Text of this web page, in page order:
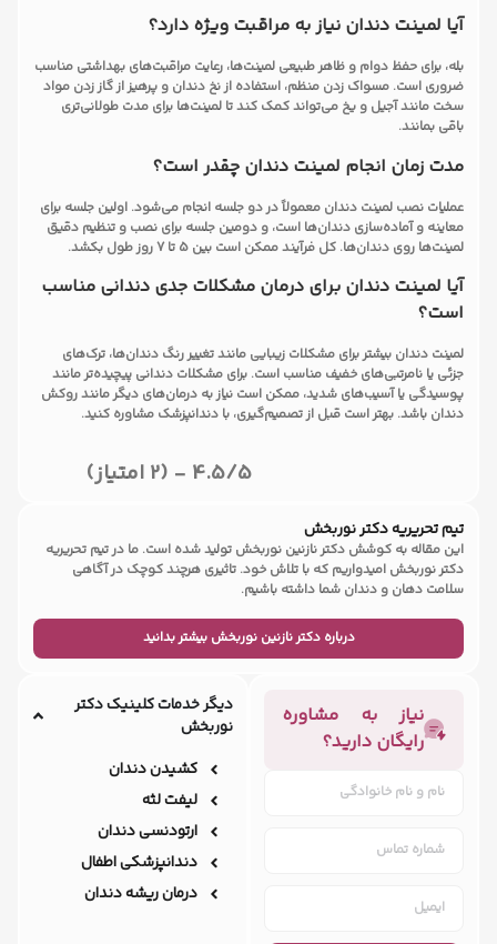
آیا لمینت دندان نیاز به مراقبت ویژه دارد؟
بله، برای حفظ دوام و ظاهر طبیعی لمینت‌ها، رعایت مراقبت‌های بهداشتی مناسب
ضروری است. مسواک زدن منظم، استفاده از نخ دندان و پرهیز از گاز زدن مواد
سخت مانند آجیل و یخ می‌تواند کمک کند تا لمینت‌ها برای مدت طولانی‌تری
باقی بمانند.
مدت زمان انجام لمینت دندان چقدر است؟
عملیات نصب لمینت دندان معمولاً در دو جلسه انجام می‌شود. اولین جلسه برای
معاینه و آماده‌سازی دندان‌ها است، و دومین جلسه برای نصب و تنظیم دقیق
لمینت‌ها روی دندان‌ها. کل فرآیند ممکن است بین 5 تا 7 روز طول بکشد.
آیا لمینت دندان برای درمان مشکلات جدی دندانی مناسب
است؟
لمینت دندان بیشتر برای مشکلات زیبایی مانند تغییر رنگ دندان‌ها، ترک‌های
جزئی یا نامرتبی‌های خفیف مناسب است. برای مشکلات دندانی پیچیده‌تر مانند
پوسیدگی یا آسیب‌های شدید، ممکن است نیاز به درمان‌های دیگر مانند روکش
دندان باشد. بهتر است قبل از تصمیم‌گیری، با دندانپزشک مشاوره کنید.
4.5/5 - (2 امتیاز)
تیم تحریریه دکتر نوربخش
این مقاله به کوشش دکتر نازنین نوربخش تولید شده است. ما در تیم تحریریه
دکتر نوربخش امیدواریم که با تلاش خود. تاثیری هرچند کوچک در آگاهی
سلامت دهان و دندان شما داشته باشیم.
درباره دکتر نازنین نوربخش بیشتر بدانید
نیاز به مشاوره
رایگان دارید؟
دیگر خدمات کلینیک دکتر
نوربخش
کشیدن دندان
لیفت لثه
ارتودنسی دندان
دندانپزشکی اطفال
درمان ریشه دندان